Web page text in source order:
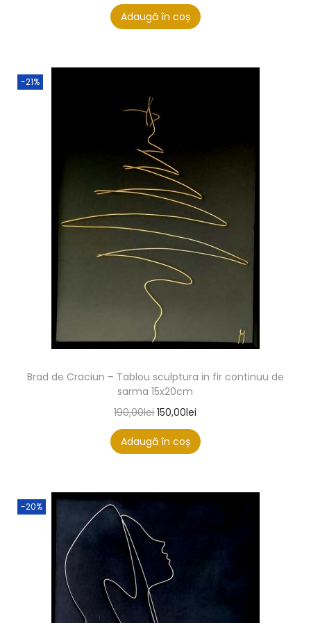
Adaugă în coș
-21%
Brad de Craciun – Tablou sculptura in fir continuu de
sarma 15x20cm
190,00lei 150,00lei
Adaugă în coș
-20%